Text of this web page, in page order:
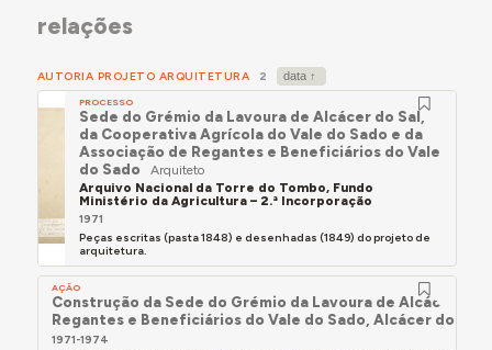
- Co-autor, com Braúla Reis, dos projectos para a
Beneficência 130, Lisboa 1957.
- Funcionário da Junta de Colonização Interna."
in Ricardo Costa Agarez,O Moderno Revisitado
(Lisboa: CML, 2009), p. 269.
relações
AUTORIA PROJETO ARQUITETURA 2
PROCESSO
Sede do Grémio da Lavoura de Alcácer do Sal,
da Cooperativa Agrícola do Vale do Sado e da
Associação de Regantes e Beneficiários do Vale
do Sado
Arquiteto
Arquivo Nacional da Torre do Tombo, Fundo
Ministério da Agricultura – 2.ª Incorporação
1971
Peças escritas (pasta 1848) e desenhadas (1849) do projeto de
arquitetura.
AÇÃO
Construção da Sede do Grémio da Lavoura de Alcácer
Regantes e Beneficiários do Vale do Sado, Alcácer do Sal
1971-1974